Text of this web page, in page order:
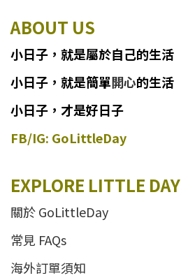
ABOUT US
小日子 ， 就是屬於自己的生活
小日子 ， 就是簡單開心的生活
小日子，才是好日子
FB/IG: GoLittleDay
EXPLORE LITTLE DAY
關於 GoLittleDay
常見 FAQs
海外訂單須知